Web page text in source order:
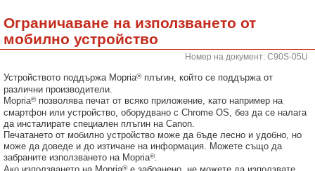
Ограничаване на използването от
мобилно устройство
Номер на документ: C90S-05U
Устройството поддържа Mopria®плъгин, който се поддържа от
различни производители.
Mopria®позволява печат от всяко приложение, като например на
смартфон или устройство, оборудвано с Chrome OS, без да се налага
да инсталирате специален плъгин на Canon.
Печатането от мобилно устройство може да бъде лесно и удобно, но
може да доведе и до изтичане на информация. Можете също да
забраните използването на Mopria®.
®